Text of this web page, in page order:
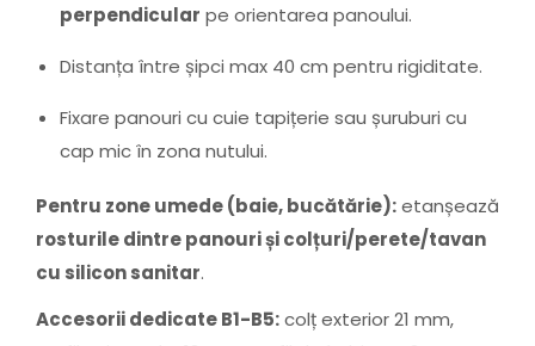
perpendicular pe orientarea panoului.
Distanța între șipci max 40 cm pentru rigiditate.
Fixare panouri cu cuie tapițerie sau șuruburi cu
cap mic în zona nutului.
Pentru zone umede (baie, bucătărie):etanșează
rosturile dintre panouri și colțuri/perete/tavan
cu silicon sanitar.
Accesorii dedicate B1-B5:colț exterior 21 mm,